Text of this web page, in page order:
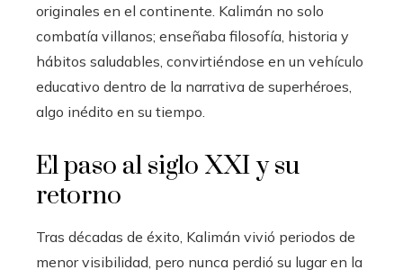
originales en el continente. Kalimán no solo
combatía villanos; enseñaba filosofía, historia y
hábitos saludables, convirtiéndose en un vehículo
educativo dentro de la narrativa de superhéroes,
algo inédito en su tiempo.
El paso al siglo XXI y su
retorno
Tras décadas de éxito, Kalimán vivió periodos de
menor visibilidad, pero nunca perdió su lugar en la